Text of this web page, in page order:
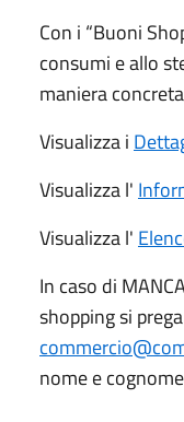
Con i “Buoni
consumi e allo
maniera
Visualizza i
Visualizza l'
Visualizza l'
In caso di
shopping si
nome e